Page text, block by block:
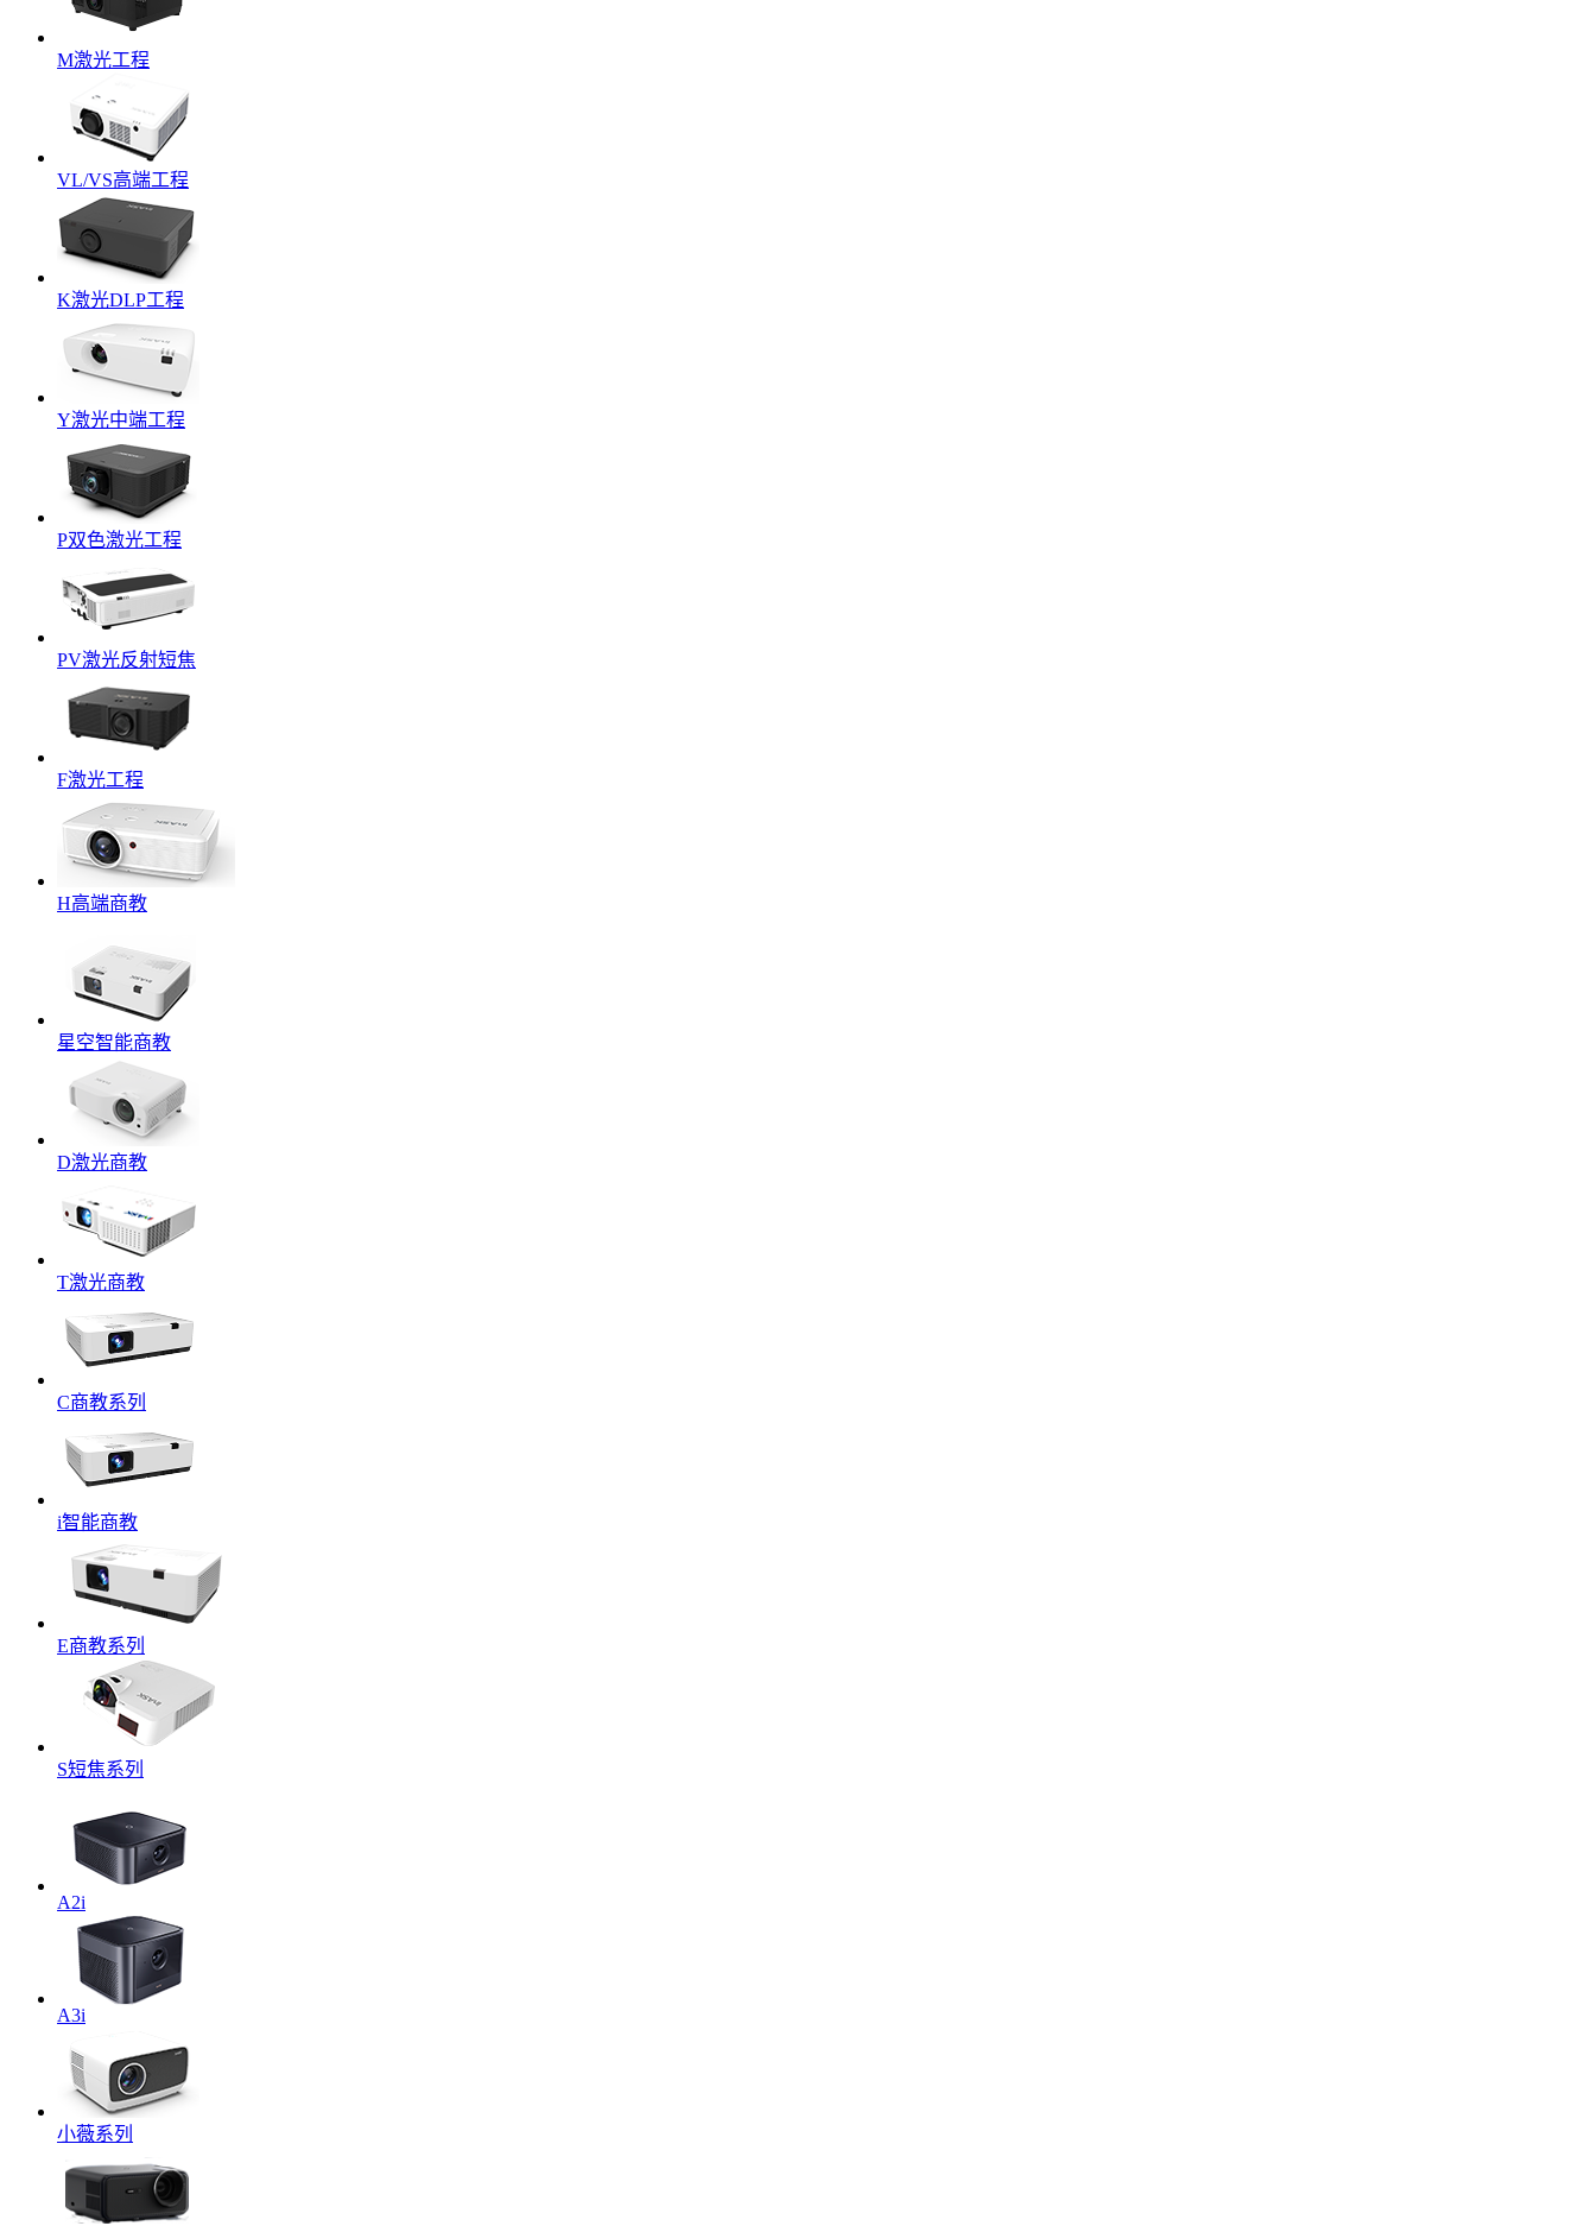
M激光工程
VL/VS高端工程
K激光DLP工程
Y激光中端工程
P双色激光工程
PV激光反射短焦
F激光工程
H高端商教
星空智能商教
D激光商教
T激光商教
C商教系列
i智能商教
E商教系列
S短焦系列
A2i
A3i
小薇系列